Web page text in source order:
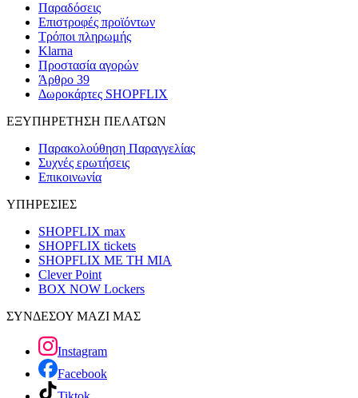
Παραδόσεις
Επιστροφές προϊόντων
Τρόποι πληρωμής
Klarna
Προστασία αγορών
Άρθρο 39
Δωροκάρτες SHOPFLIX
ΕΞΥΠΗΡΕΤΗΣΗ ΠΕΛΑΤΩΝ
Παρακολούθηση Παραγγελίας
Συχνές ερωτήσεις
Επικοινωνία
ΥΠΗΡΕΣΙΕΣ
SHOPFLIX max
SHOPFLIX tickets
SHOPFLIX ΜΕ ΤΗ ΜΙΑ
Clever Point
BOX NOW Lockers
ΣΥΝΔΕΣΟΥ ΜΑΖΙ ΜΑΣ
Instagram
Facebook